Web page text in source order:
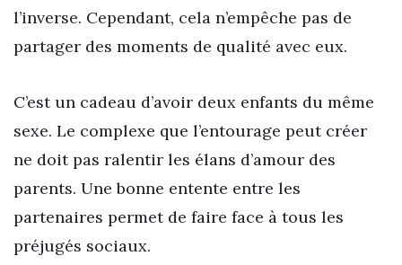
l’inverse. Cependant, cela n’empêche pas de
partager des moments de qualité avec eux.
C’est un cadeau d’avoir deux enfants du même
sexe. Le complexe que l’entourage peut créer
ne doit pas ralentir les élans d’amour des
parents. Une bonne entente entre les
partenaires permet de faire face à tous les
préjugés sociaux.